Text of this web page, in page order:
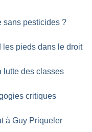
sans pesticides ?
les pieds dans le droit
lutte des classes
critiques
à Guy Priqueler